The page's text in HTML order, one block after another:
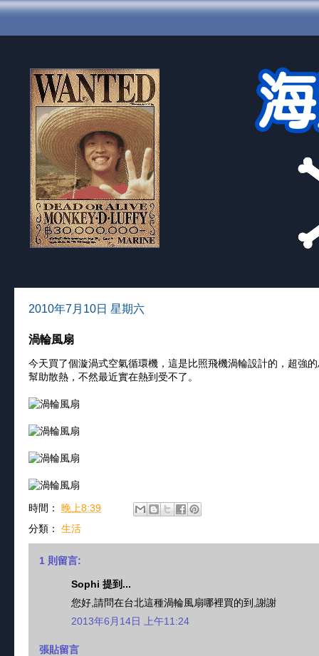
2010年7月10日 星期六
渦輪風扇
今天買了個漩渦式空氣循環機，這是比照飛機渦輪設計的，超強
幫助散熱，不然最近實在熱到受不了。
時間： 晚上8:39
分類： 生活
1 則留言:
Sophi 提到...
您好,請問在台北這種渦輪風扇哪裡買的到,謝謝
2013年6月14日 上午11:24
張貼留言